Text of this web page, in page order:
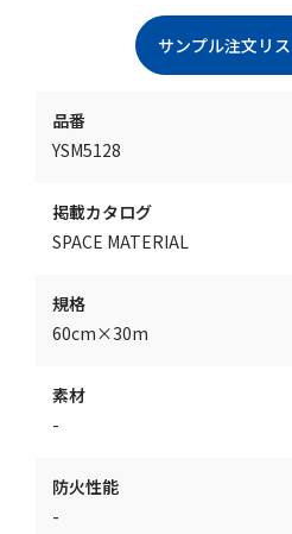
品番
YSM5128
掲載カタログ
SPACE MATERIAL
規格
60cm×30m
素材
-
防火性能
-